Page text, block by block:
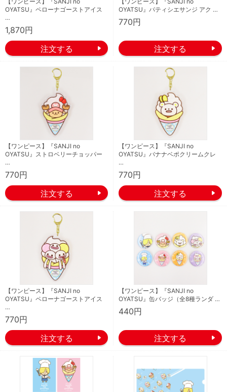
OYATSU』ペローナゴーストアイス
…
1,870円
OYATSU』パティシエサンジ アク …
770円
【ワンピース】『SANJI no
OYATSU』ストロベリーチョッパー
…
770円
【ワンピース】『SANJI no
OYATSU』バナナベポクリームクレ
…
770円
【ワンピース】『SANJI no
OYATSU』ペローナゴーストアイス
…
770円
【ワンピース】『SANJI no
OYATSU』缶バッジ（全8種ランダ …
440円